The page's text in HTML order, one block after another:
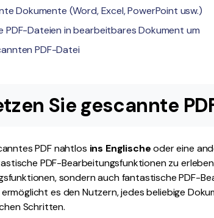
Dokumente (Word, Excel, PowerPoint usw.)
PDF-Dateien in bearbeitbares Dokument um
PDF-Datei
Sie gescannte
PDF nahtlos ins Englischeoder eine
PDF-Bearbeitungsfunktionen zu
sondern auch fantastische PDF-
ermöglicht es den Nutzern, jedes beliebige
Schritten.